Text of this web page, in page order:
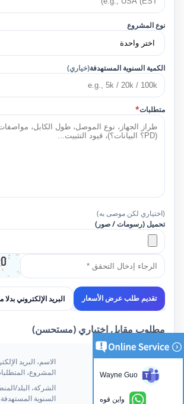
نوع المشروع
الكمية السنوية المستهدفة(خياري)
متطلبات*
(اختياري لكن موصى به)
تحميل (رسومات / صور)
تقديم طلب عرض الأسعار البريد الإلكتروني
مطلوب مقابل اختياري (مستحسن)
مطلوب
الاسم، البريد
المشروع،
خياري
الشركة، البلد/
السنوية
Wayne Guo
واين قوه